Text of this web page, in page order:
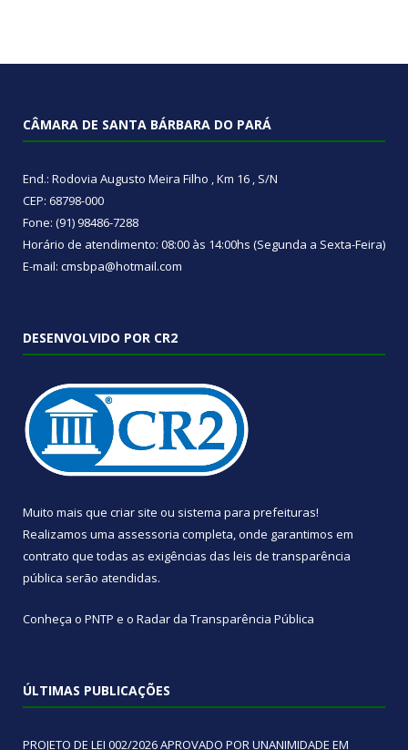
CÂMARA DE SANTA BÁRBARA DO PARÁ
End.: Rodovia Augusto Meira Filho , Km 16 , S/N
CEP: 68798-000
Fone: (91) 98486-7288
Horário de atendimento: 08:00 às 14:00hs (Segunda a Sexta-Feira)
E-mail: cmsbpa@hotmail.com
DESENVOLVIDO POR CR2
Muito mais que criar site ou sistema para prefeituras!
Realizamos uma assessoria completa, onde garantimos em
contrato que todas as exigências das leis de transparência
pública serão atendidas.
Conheça o PNTP e o Radar da Transparência Pública
ÚLTIMAS PUBLICAÇÕES
PROJETO DE LEI 002/2026 APROVADO POR UNANIMIDADE EM